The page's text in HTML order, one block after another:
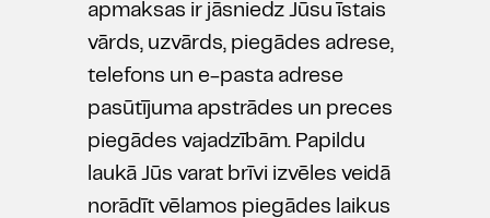
apmaksas ir jāsniedz Jūsu īstais
vārds, uzvārds, piegādes adrese,
telefons un e-pasta adrese
pasūtījuma apstrādes un preces
piegādes vajadzībām. Papildu
laukā Jūs varat brīvi izvēles veidā
norādīt vēlamos piegādes laikus